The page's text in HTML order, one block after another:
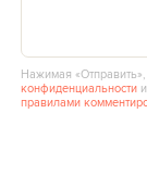
Нажимая
конфиденциальности
правилами